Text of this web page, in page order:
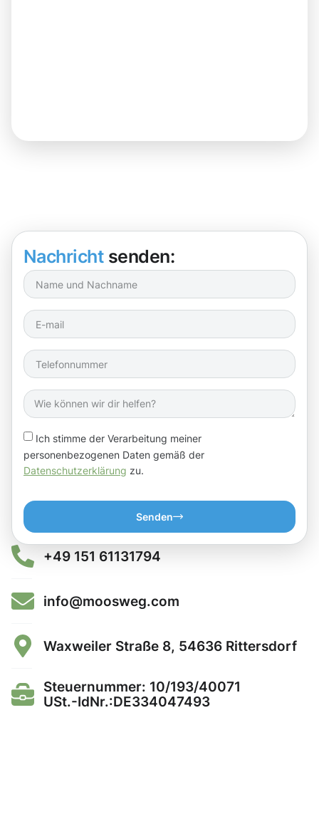
Nachricht senden:
Ich stimme der Verarbeitung meiner
personenbezogenen Daten gemäß der
Datenschutzerklärung zu.
Senden
+49 151 61131794
info@moosweg.com
Waxweiler Straße 8, 54636 Rittersdorf
Steuernummer: 10/193/40071
USt.-IdNr.:DE334047493